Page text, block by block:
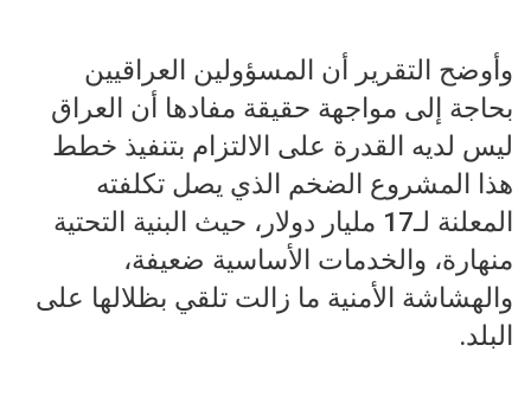
وأوضح التقرير أن المسؤولين العراقيين
بحاجة إلى مواجهة حقيقة مفادها أن العراق
ليس لديه القدرة على الالتزام بتنفيذ خطط
هذا المشروع الضخم الذي يصل تكلفته
المعلنة لـ17 مليار دولار، حيث البنية التحتية
منهارة، والخدمات الأساسية ضعيفة،
والهشاشة الأمنية ما زالت تلقي بظلالها على
البلد.